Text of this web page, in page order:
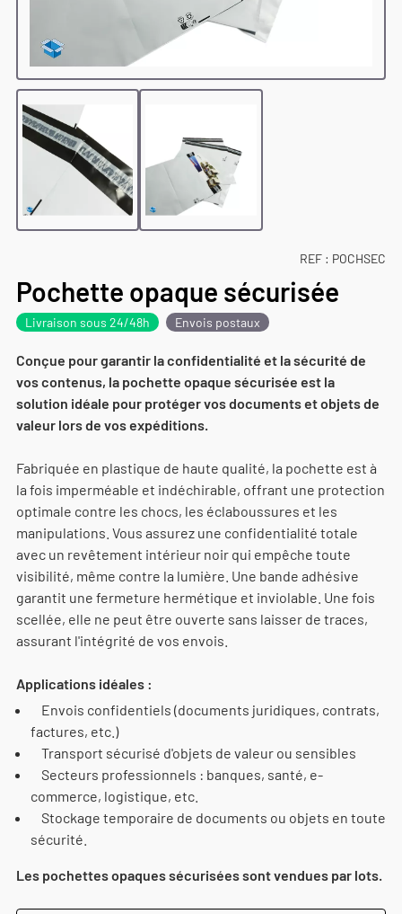
REF : POCHSEC
Pochette opaque sécurisée
Livraison sous 24/48h Envois postaux
Conçue pour garantir la confidentialité et la sécurité de
vos contenus, la pochette opaque sécurisée est la
solution idéale pour protéger vos documents et objets de
valeur lors de vos expéditions.
Fabriquée en plastique de haute qualité, la pochette est à
la fois imperméable et indéchirable, offrant une protection
optimale contre les chocs, les éclaboussures et les
manipulations. Vous assurez une confidentialité totale
avec un revêtement intérieur noir qui empêche toute
visibilité, même contre la lumière. Une bande adhésive
garantit une fermeture hermétique et inviolable. Une fois
scellée, elle ne peut être ouverte sans laisser de traces,
assurant l'intégrité de vos envois.
Applications idéales :
Envois confidentiels (documents juridiques, contrats,
factures, etc.)
Transport sécurisé d'objets de valeur ou sensibles
Secteurs professionnels : banques, santé, e-
commerce, logistique, etc.
Stockage temporaire de documents ou objets en toute
sécurité.
Les pochettes opaques sécurisées sont vendues par lots.